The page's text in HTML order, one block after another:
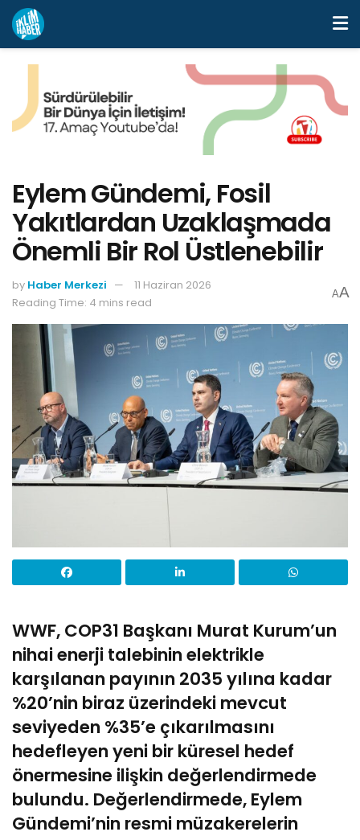
Eylem Gündemi, Fosil
Yakıtlardan Uzaklaşmada
Önemli Bir Rol Üstlenebilir
by Haber Merkezi
11 Haziran 2026
Reading Time: 4 mins read
AA
WWF, COP31 Başkanı Murat Kurum’un
nihai enerji talebinin elektrikle
karşılanan payının 2035 yılına kadar
%20’nin biraz üzerindeki mevcut
seviyeden %35’e çıkarılmasını
hedefleyen yeni bir küresel hedef
önermesine ilişkin değerlendirmede
bulundu. Değerlendirmede, Eylem
Gündemi’nin resmi müzakerelerin